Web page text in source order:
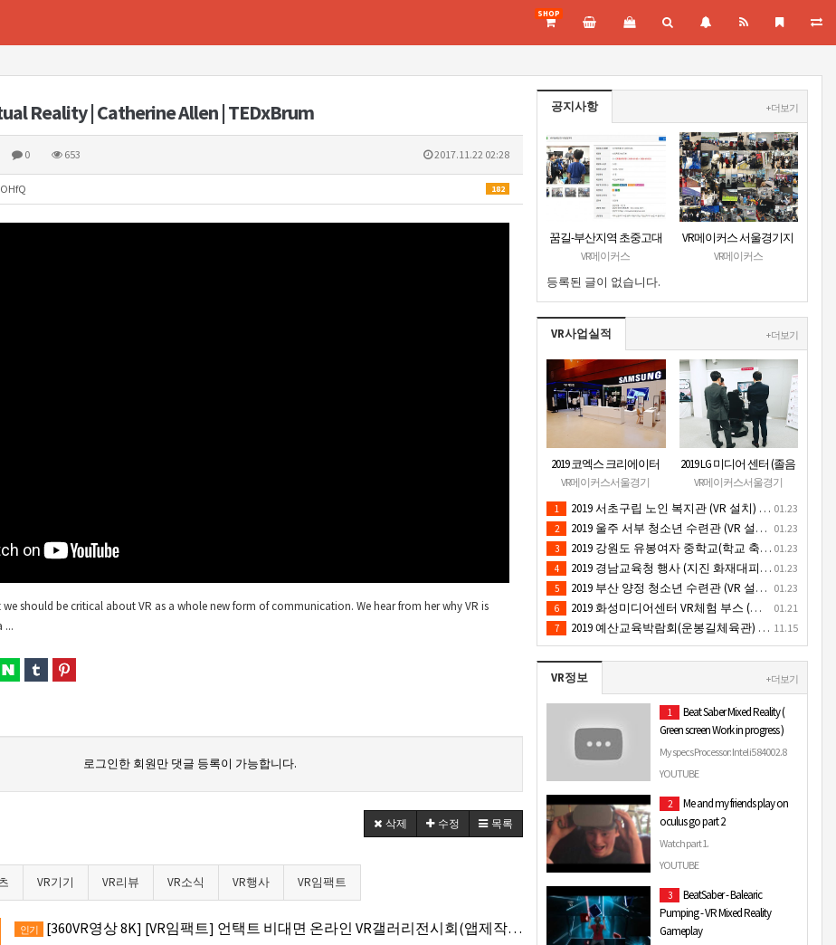
SHOP
Reality | Catherine Allen | TEDxBrum
0 653 2017.11.22 02:28
182
should be critical about VR as a whole new form of communication. We hear from her why VR is
...
로그인한 회원만 댓글 등록이 가능합니다.
삭제 수정 목록
VR기기 VR리뷰 VR소식 VR행사 VR임팩트
인기 [360VR영상 8K] [VR임팩트] 언택트 비대면 온라인 VR갤러리전시회(앱제작,VR사이버투어제작,VR컨텐츠제작) (언택트 ONLINE VR GALLERY)
공지사항 + 더보기
꿈길-부산지역 초중고대
상 VR진로직업체험 + VR
안전교육 프로그램 운영
공고
VR메이커스
VR메이커스 서울경기지
부 홈페이지 오픈
VR메이커스
등록된 글이 없습니다.
VR사업실적 + 더보기
2019 코엑스 크리에이터
페스티벌 VR체험 부스 (인
기 VR 체험) - VR렌탈대여
행사
VR메이커스서울경기
2019 LG 미디어 센터 (졸음
운전/ 음주운전 체험 행
사) VR 체험 - VR 렌탈대여
행사
VR메이커스서울경기
01.23
1 2019 서초구립 노인 복지관 (VR 설치) - VR 구축 판매
01.23
2 2019 울주 서부 청소년 수련관 (VR 설치) - VR 구축 판매
01.23
3 2019 강원도 유봉여자 중학교(학교 축제 행사 / 인기 VR 컨텐츠 ) - VR렌탈대여 행사
01.23
4 2019 경남교육청 행사 (지진 화재대피 / VR 체험) _ VR 렌탈대여행사
01.23
5 2019 부산 양정 청소년 수련관 (VR 설치) - VR구축 판매
01.21
6 2019 화성미디어센터 VR체험 부스 (인기 4D 시뮬레이터 체험)- VR렌탈
11.15
7 2019 예산교육박람회(운봉길체육관) VR체험부스(직업진로체험 / 인기VR체험)-VR렌탈대여행사
VR정보 + 더보기
1
Beat Saber Mixed Reality (
Green screen Work in progress )
My specs Processor: Intel i5 8400 2.8
ghz - 4.0 ghz turbo Graphics: gtx 1070
WD 1TB 3.0 …
YOUTUBE
2
Me and my friends play on
oculus go part 2
Watch part 1.
YOUTUBE
3
BeatSaber - Balearic
Pumping - VR Mixed Reality
Gameplay